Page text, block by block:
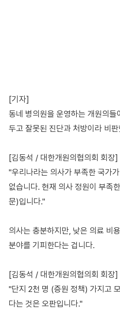
[기자]
동네 병의원을 운영하는 개원의들
두고 잘못된 진단과 처방이라 비
[김동석 / 대한개원의협의회 회장]
"우리나라는 의사가 부족한 국가
없습니다. 현재 의사 정원이 부족
문)입니다."
의사는 충분하지만, 낮은 의료 비
분야를 기피한다는 겁니다.
[김동석 / 대한개원의협의회 회장]
"단지 2천 명 (증원 정책) 가지고
다는 것은 오판입니다."